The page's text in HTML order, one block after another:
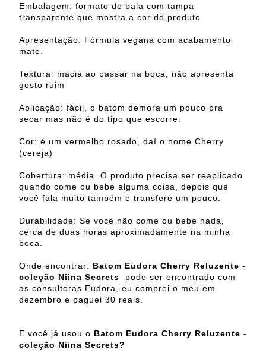
Embalagem: formato de bala com tampa
transparente que mostra a cor do produto
Apresentação: Fórmula vegana com acabamento
mate.
Textura: macia ao passar na boca, não apresenta
gosto ruim
Aplicação: fácil, o batom demora um pouco pra
secar mas não é do tipo que escorre.
Cor: é um vermelho rosado, daí o nome Cherry
(cereja)
Cobertura: média. O produto precisa ser reaplicado
quando come ou bebe alguma coisa, depois que
você fala muito também e transfere um pouco.
Durabilidade: Se você não come ou bebe nada,
cerca de duas horas aproximadamente na minha
boca.
Onde encontrar: Batom Eudora Cherry Reluzente -
coleção Niina Secrets
pode ser encontrado com
as consultoras Eudora, eu comprei o meu em
dezembro e paguei 30 reais.
E você já usou o Batom Eudora Cherry Reluzente -
coleção Niina Secrets?